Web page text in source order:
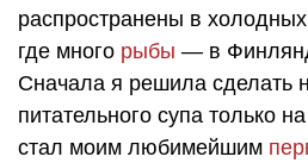
распространены в
где много рыбы — в
Сначала я решила сделать
питательного супа только
стал моим любимейшим